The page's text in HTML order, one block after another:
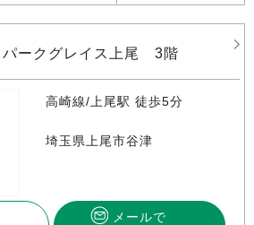
パークグレイス上尾 3階
高崎線/上尾駅 徒歩5分
埼玉県上尾市谷津
メールで